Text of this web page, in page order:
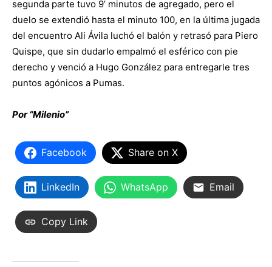
segunda parte tuvo 9’ minutos de agregado, pero el
duelo se extendió hasta el minuto 100, en la última jugada
del encuentro Ali Ávila luchó el balón y retrasó para Piero
Quispe, que sin dudarlo empalmó el esférico con pie
derecho y venció a Hugo González para entregarle tres
puntos agónicos a Pumas.
Por “Milenio”
Facebook Share on X
LinkedIn WhatsApp Email
Copy Link